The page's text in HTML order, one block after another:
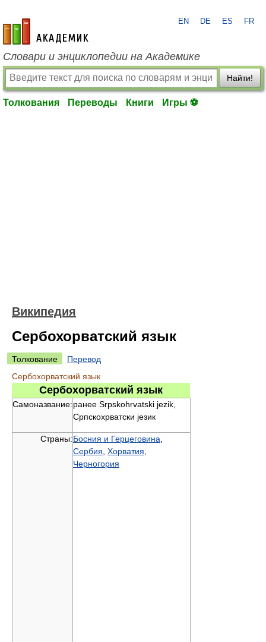
academic.ru
EN DE ES FR
Словари и энциклопедии на Академике
Найти!
Толкования Переводы Книги Игры ⚽
Википедия
Сербохорватский язык
Толкование
Перевод
Сербохорватский язык
Сербохорватский язык
Самоназвание:ранее Srpskohrvatski jezik,
Српскохрватски језик
Страны:Босния и Герцеговина
Сербия Хорватия
Черногория